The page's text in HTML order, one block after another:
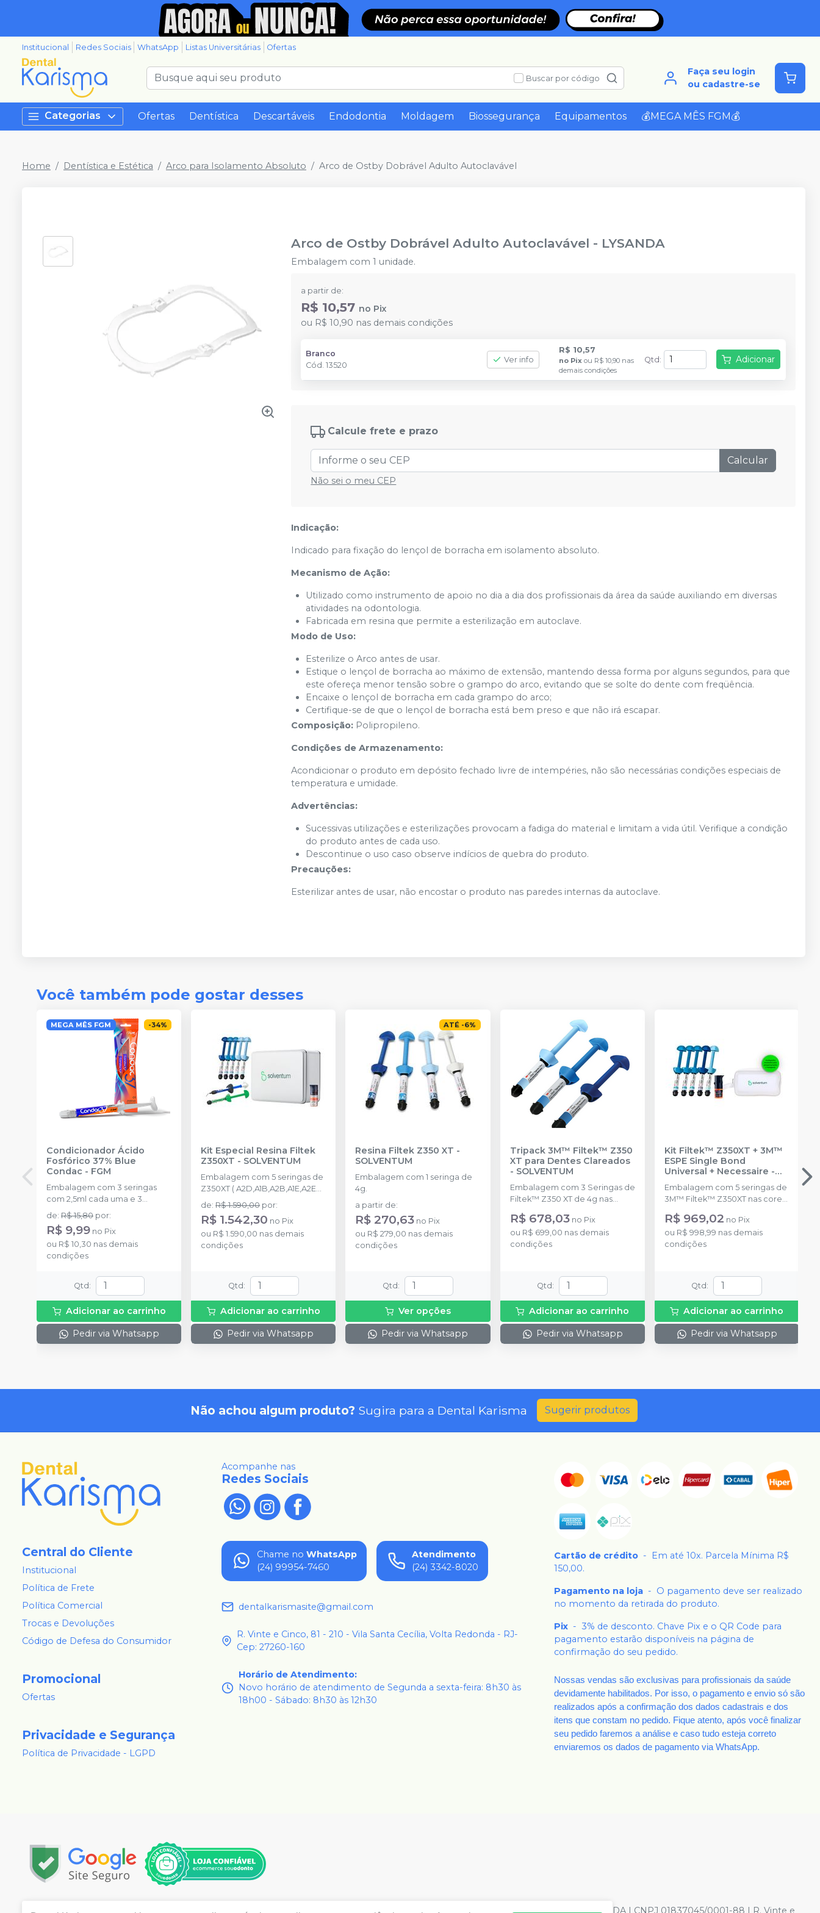
Institucional Redes Sociais WhatsApp Listas Universitárias Ofertas
Buscar por código
Faça seu login
ou cadastre-se
Categorias Ofertas Dentística Descartáveis Endodontia Moldagem Biossegurança Equipamentos 💰MEGA MÊS FGM💰
Home Dentística e Estética Arco para Isolamento Absoluto Arco de Ostby Dobrável Adulto Autoclavável
Arco de Ostby Dobrável Adulto Autoclavável - LYSANDA
Embalagem com 1 unidade.
a partir de:
R$ 10,57 no Pix
ou R$ 10,90 nas demais condições
Branco
Cód.13520
Ver info
R$ 10,57
no Pix ou R$ 10,90 nas
demais condições
Qtd : Adicionar
Calcule frete e prazo
Calcular
Não sei o meu CEP
Indicação:
Indicado para fixação do lençol de borracha em isolamento absoluto.
Mecanismo de Ação:
Utilizado como instrumento de apoio no dia a dia dos profissionais da área da saúde auxiliando em diversas
atividades na odontologia.
Fabricada em resina que permite a esterilização em autoclave.
Modo de Uso:
Esterilize o Arco antes de usar.
Estique o lençol de borracha ao máximo de extensão, mantendo dessa forma por alguns segundos, para que
este ofereça menor tensão sobre o grampo do arco, evitando que se solte do dente com freqüência.
Encaixe o lençol de borracha em cada grampo do arco;
Certifique-se de que o lençol de borracha está bem preso e que não irá escapar.
Composição: Polipropileno.
Condições de Armazenamento:
Acondicionar o produto em depósito fechado livre de intempéries, não são necessárias condições especiais de
temperatura e umidade.
Advertências:
Sucessivas utilizações e esterilizações provocam a fadiga do material e limitam a vida útil. Verifique a condição
do produto antes de cada uso.
Descontinue o uso caso observe indícios de quebra do produto.
Precauções:
Esterilizar antes de usar, não encostar o produto nas paredes internas da autoclave.
Você também pode gostar desses
MEGA MÊS FGM -34%
Condicionador Ácido
Fosfórico 37% Blue
Condac - FGM
Embalagem com 3 seringas
com 2,5ml cada uma e 3
ponteiras para aplicação.
de: R$ 15,80 por:
R$ 9,99 no Pix
ou R$ 10,30 nas demais
condições
Qtd :
Adicionar ao carrinho
Pedir via Whatsapp
Kit Especial Resina Filtek
Z350XT - SOLVENTUM
Embalagem com 5 seringas de
Z350XT ( A2D,A1B,A2B,A1E,A2E
4g) + 1 scotchbond plus 1,5ml + 1
filtek supreme A2 de 2g + 1 filtek
one A2 de 4g + lata.
de:R$ 1.590,00 por:
R$ 1.542,30 no Pix
ou R$ 1.590,00 nas demais
condições
Qtd :
Adicionar ao carrinho
Pedir via Whatsapp
ATÉ -6%
Resina Filtek Z350 XT -
SOLVENTUM
Embalagem com 1 seringa de
4g.
a partir de:
R$ 270,63 no Pix
ou R$ 279,00 nas demais
condições
Qtd :
Ver opções
Pedir via Whatsapp
Tripack 3M™ Filtek™ Z350
XT para Dentes Clareados
- SOLVENTUM
Embalagem com 3 Seringas de
Filtek™ Z350 XT de 4g nas
(Translúcida)
R$ 678,03 no Pix
ou R$ 699,00 nas demais
condições
Qtd :
Adicionar ao carrinho
Pedir via Whatsapp
Kit Filtek™ Z350XT + 3M™
ESPE Single Bond
Universal + Necessaire -
Embalagem com 5 seringas de
3M™ Filtek™ Z350XT nas cores:
frasco de 3M™ ESPE Single
Bond Universal de 3 ml 1
Necessaire para
R$ 969,02 no Pix
ou R$ 998,99 nas demais
condições
Qtd :
Adicionar ao carrinho
Pedir via Whatsapp
Não achou algum produto? Sugira para a Dental Karisma Sugerir produtos
Central do Cliente
Institucional
Política de Frete
Política Comercial
Trocas e Devoluções
Código de Defesa do Consumidor
Promocional
Ofertas
Privacidade e Segurança
Política de Privacidade - LGPD
Acompanhe nas
Redes Sociais
Chame no WhatsApp
(24) 99954-7460
Atendimento
(24) 3342-8020
dentalkarismasite@gmail.com
R. Vinte e Cinco, 81 - 210 - Vila Santa Cecília, Volta Redonda - RJ-
Cep: 27260-160
Horário de Atendimento:
Novo horário de atendimento de Segunda a sexta-feira: 8h30 às
18h00 - Sábado: 8h30 às 12h30
Cartão de crédito -
Em até 10x. Parcela Mínima R$
150,00.
Pagamento na loja - O pagamento deve ser realizado
no momento da retirada do produto.
Pix - 3% de desconto. Chave Pix e o QR Code para
pagamento estarão disponíveis na página de
confirmação do seu pedido.
Nossas vendas são exclusivas para profissionais da saúde
devidamente habilitados. Por isso, o pagamento e envio só são
realizados após a confirmação dos dados cadastrais e dos
itens que constam no pedido. Fique atento, após você finalizar
seu pedido faremos a análise e caso tudo esteja correto
enviaremos os dados de pagamento via WhatsApp.
Copyright © 2024 | Todos os direitos reservados | www.dentalkarisma.com.br | DENTAL KARISMA PRODUTOS ODONTOLOGICOS LTDA | CNPJ 01837045/0001-88 | R. Vinte e